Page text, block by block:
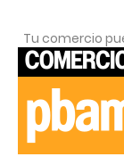
Tu comercio